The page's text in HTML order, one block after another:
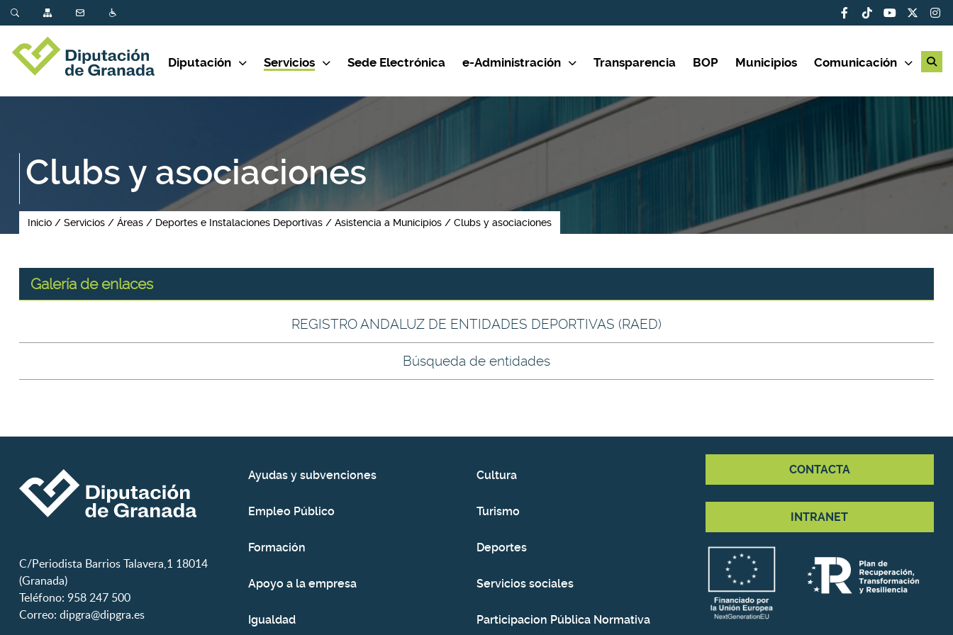
Diputación Servicios Sede Electrónica e-Administración Transparencia BOP Municipios Comunicación
Clubs y asociaciones
Inicio Servicios Áreas Deportes e Instalaciones Deportivas Asistencia a Municipios Clubs y asociaciones
Galería de enlaces
REGISTRO ANDALUZ DE ENTIDADES DEPORTIVAS (RAED)
Búsqueda de entidades
C/Periodista Barrios Talavera,1 18014
(Granada)
Teléfono: 958 247 500
Correo: dipgra@dipgra.es
Ayudas y subvenciones
Empleo Público
Formación
Apoyo a la empresa
Igualdad
Cultura
Turismo
Deportes
Servicios sociales
Participacion Pública Normativa
CONTACTA
INTRANET